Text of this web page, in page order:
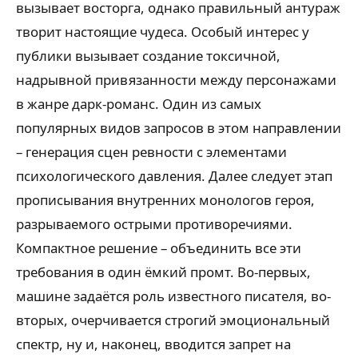
вызывает восторга, однако правильный антураж
творит настоящие чудеса. Особый интерес у
публики вызывает создание токсичной,
надрывной привязанности между персонажами
в жанре дарк-романс. Один из самых
популярных видов запросов в этом направлении
– генерация сцен ревности с элементами
психологического давления. Далее следует этап
прописывания внутренних монологов героя,
разрываемого острыми противоречиями.
Компактное решение – объединить все эти
требования в один ёмкий промт. Во-первых,
машине задаётся роль известного писателя, во-
вторых, очерчивается строгий эмоциональный
спектр, ну и, наконец, вводится запрет на